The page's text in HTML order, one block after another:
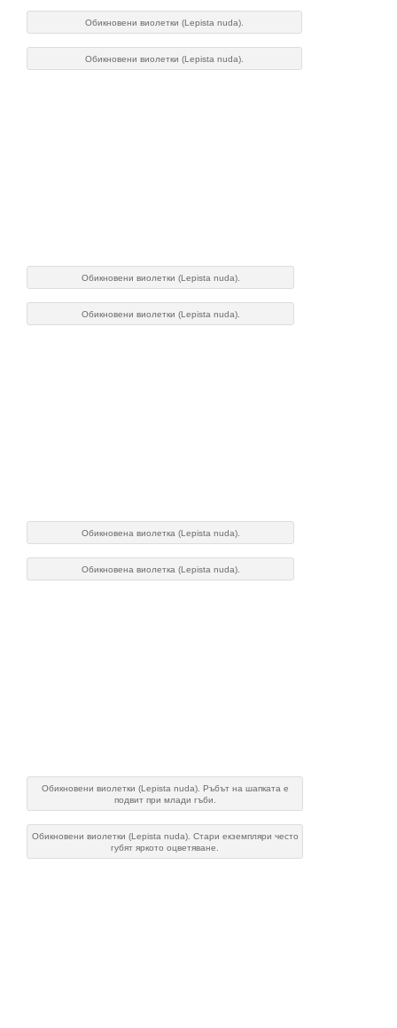
Обикновени виолетки (Lepista nuda).
Обикновени виолетки (Lepista nuda).
Обикновени виолетки (Lepista nuda).
Обикновени виолетки (Lepista nuda).
Обикновена виолетка (Lepista nuda).
Обикновена виолетка (Lepista nuda).
Обикновени виолетки (Lepista nuda). Ръбът на шапката е
подвит при млади гъби.
Обикновени виолетки (Lepista nuda). Стари екземпляри често
губят яркото оцветяване.